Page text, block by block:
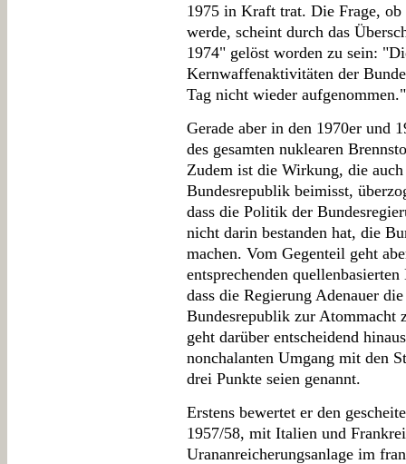
1975 in Kraft trat. Die Frage,
werde, scheint durch das
1974" gelöst worden zu sein:
Kernwaffenaktivitäten der
Tag nicht wieder
Gerade aber in den 1970er und
des gesamten nuklearen
Zudem ist die Wirkung, die
Bundesrepublik beimisst,
dass die Politik der
nicht darin bestanden hat, die
machen. Vom Gegenteil geht
entsprechenden
dass die Regierung Adenauer
Bundesrepublik zur Atommacht
geht darüber entscheidend
nonchalanten Umgang mit den
drei Punkte seien genannt.
Erstens bewertet er den
1957/58, mit Italien und
Urananreicherungsanlage im